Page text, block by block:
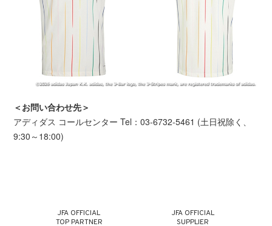
＜お問い合わせ先＞
アディダス コールセンター Tel：03-6732-5461 (土日祝除く、
9:30～18:00)
JFA OFFICIAL
TOP PARTNER
JFA OFFICIAL
SUPPLIER